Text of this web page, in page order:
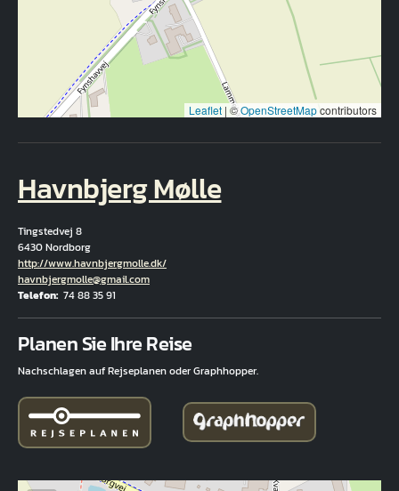
Leaflet | ©OpenStreetMapcontributors
Havnbjerg Mølle
Tingstedvej 8
6430 Nordborg
Hjemmeside
http://www.havnbjergmolle.dk/
E-Mail
havnbjergmolle@gmail.com
Telefon 74 88 35 91
Planen Sie Ihre Reise
Nachschlagen auf Rejseplanen oder Graphhopper.